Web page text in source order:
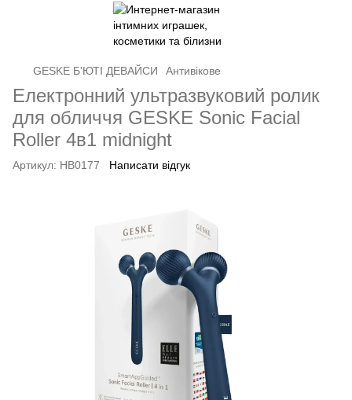
GЕSKE Б'ЮТІ ДЕВАЙСИ Антивікове
Електронний ультразвуковий ролик
для обличчя GESKE Sonic Facial
Roller 4в1 midnight
Артикул: HB0177 Написати відгук